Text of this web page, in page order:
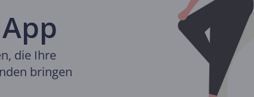
die Ihre
bringen